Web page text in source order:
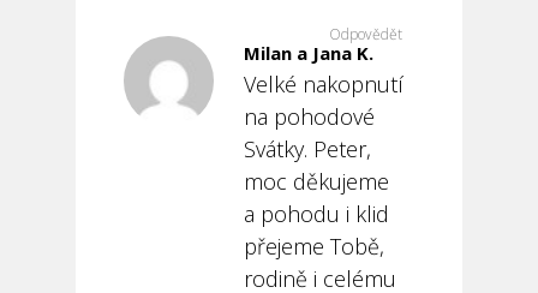
Milan a Jana K.
Velké nakopnutí
na pohodové
Svátky. Peter,
moc děkujeme
a pohodu i klid
přejeme Tobě,
rodině i celému
Odpovědět